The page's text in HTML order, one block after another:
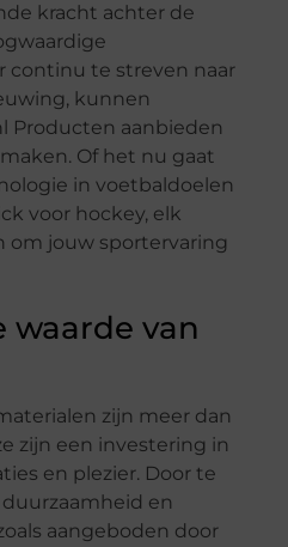
kracht achter de
continu te streven naar
kunnen
Producten aanbieden
Of het nu gaat
in voetbaldoelen
voor hockey, elk
om jouw sportervaring
waarde van
zijn meer dan
zijn een investering in
en plezier. Door te
en
aangeboden door